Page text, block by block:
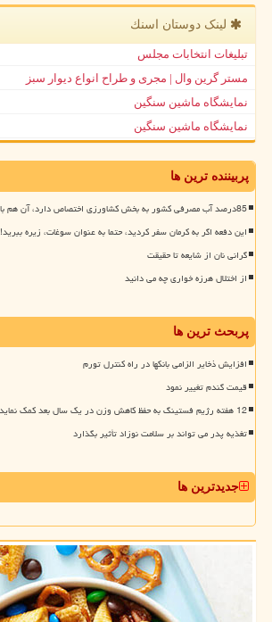
لینک دوستان اسنك
تبلیغات انتخابات مجلس
مستر گرین وال | مجری و طراح انواع دیوار سبز
نمایشگاه ماشین سنگین
نمایشگاه ماشین سنگین
پربیننده ترین ها
85درصد آب مصرفی کشور به بخش کشاورزی اختصاص دارد، آن هم با قیمت خیلی پایین
این دفعه اگر به کرمان سفر کردید، حتما به عنوان سوغات، زیره ببرید!
گرانی نان از شایعه تا حقیقت
از اختلال هرزه خواری چه می دانید
پربحث ترین ها
افزایش ذخایر الزامی بانکها در راه کنترل تورم
قیمت گندم تغییر نمود
12 هفته رژیم فستینگ به حفظ کاهش وزن در یک سال بعد کمک نماید
تغذیه پدر می تواند بر سلامت نوزاد تأثیر بگذارد
جدیدترین ها